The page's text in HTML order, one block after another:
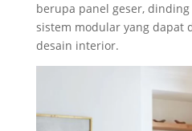
berupa panel geser,
sistem modular yang dapat
desain interior.